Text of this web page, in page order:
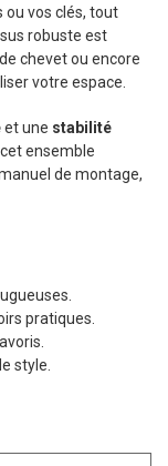
ou vos clés, tout
robuste est
chevet ou encore
votre espace.
et une stabilité
ensemble
de montage,
pratiques.
style.